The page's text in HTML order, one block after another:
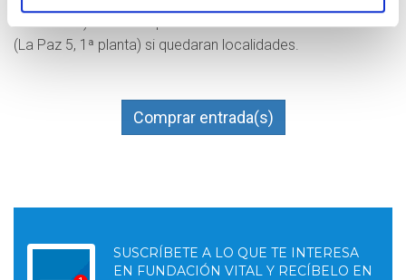
del Cordón) o en la taquilla de Vital Fundazioa Kulturunea
(La Paz 5, 1ª planta) si quedaran localidades.
Comprar entrada(s)
SUSCRÍBETE A LO QUE TE INTERESA
EN FUNDACIÓN VITAL Y RECÍBELO EN